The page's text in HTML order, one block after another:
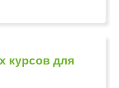
курсов для